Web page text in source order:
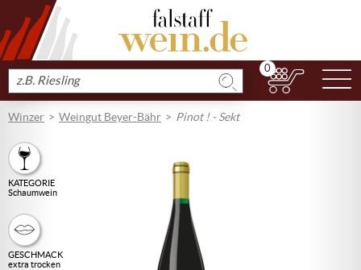
Produkt
suchen
0
Winzer Weingut Beyer-Bähr Pinot ! - Sekt
KATEGORIE
Schaumwein
GESCHMACK
extra trocken